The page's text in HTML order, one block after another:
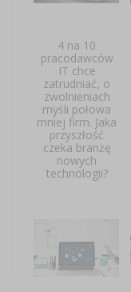
4 na 10
pracodawców
IT chce
zatrudniać, o
zwolnieniach
myśli połowa
mniej firm. Jaka
przyszłość
czeka branżę
nowych
technologii?